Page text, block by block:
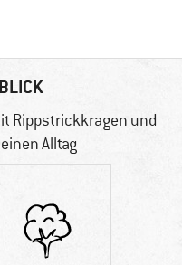
Rippstrickkragen und
Alltag